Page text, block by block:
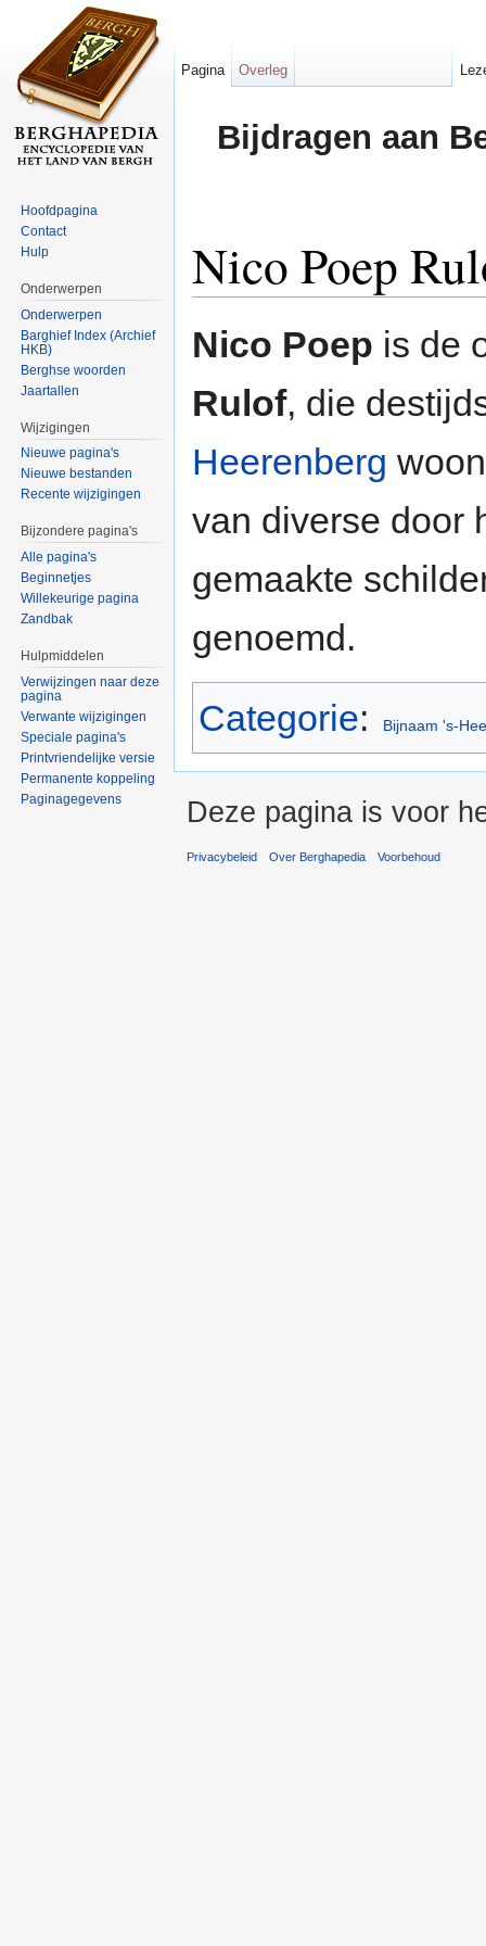
Bijdragen aan
Nico Poep
Nico Poep is de
Rulof, die
Heerenberg
van diverse door
gemaakte
genoemd.
Categorie: Bijnaam 's-
Pagina Overleg
Hoofdpagina
Contact
Hulp
Onderwerpen
Onderwerpen
Barghief Index (Archief
HKB)
Berghse woorden
Jaartallen
Wijzigingen
Nieuwe pagina's
Nieuwe bestanden
Recente wijzigingen
Bijzondere pagina's
Alle pagina's
Beginnetjes
Willekeurige pagina
Zandbak
Hulpmiddelen
Verwijzingen naar deze
pagina
Verwante wijzigingen
Speciale pagina's
Printvriendelijke versie
Permanente koppeling
Paginagegevens
Deze pagina is voor
Privacybeleid Over Berghapedia Voorbehoud